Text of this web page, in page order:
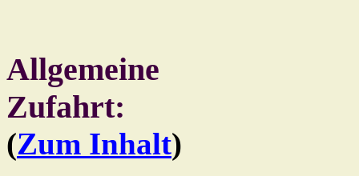
Allgemeine
Zufahrt:
(Zum Inhalt)